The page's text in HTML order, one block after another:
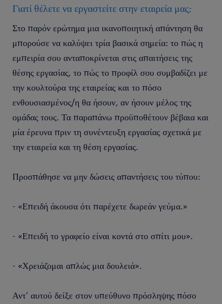
Γιατί θέλετε να εργαστείτε στην εταιρεία μας;
Στο παρόν ερώτημα μια ικανοποιητική απάντηση θα
μπορούσε να καλύψει τρία βασικά σημεία: το πώς η
εμπειρία σου ανταποκρίνεται στις απαιτήσεις της
θέσης εργασίας, το πώς το προφίλ σου συμβαδίζει με
την κουλτούρα της εταιρείας και το πόσο
ενθουσιασμένος/η θα ήσουν, αν ήσουν μέλος της
ομάδας τους. Τα παραπάνω προϋποθέτουν βέβαια και
μία έρευνα πριν τη συνέντευξη εργασίας σχετικά με
την εταιρεία και τη θέση εργασίας.
Προσπάθησε να μην δώσεις απαντήσεις του τύπου:
- «Επειδή άκουσα ότι παρέχετε δωρεάν γεύμα.»
- «Επειδή το γραφείο είναι κοντά στο σπίτι μου».
- «Χρειάζομαι απλώς μια δουλειά».
Αντ’ αυτού δείξε στον υπεύθυνο πρόσληψης πόσο